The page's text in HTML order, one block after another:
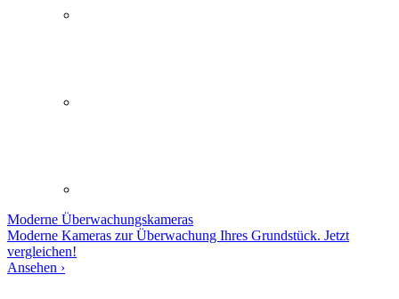
Moderne Überwachungskameras
Moderne Kameras zur Überwachung Ihres Grundstück. Jetzt
vergleichen!
Ansehen ›